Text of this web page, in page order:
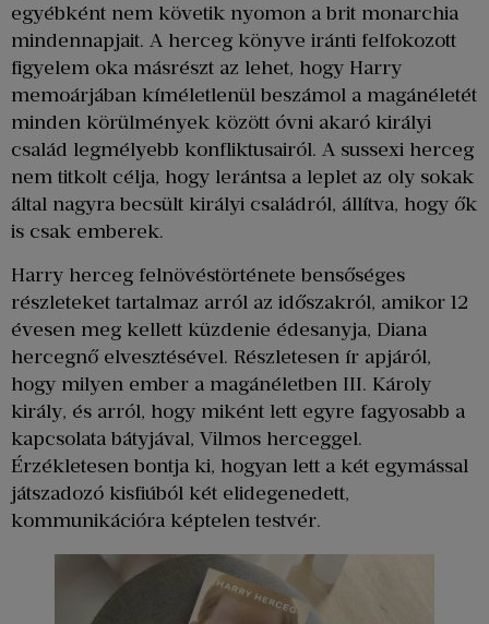
egyébként nem követik nyomon a brit monarchia
mindennapjait. A herceg könyve iránti felfokozott
figyelem oka másrészt az lehet, hogy Harry
memoárjában kíméletlenül beszámol a magánéletét
minden körülmények között óvni akaró királyi
család legmélyebb konfliktusairól. A sussexi herceg
nem titkolt célja, hogy lerántsa a leplet az oly sokak
által nagyra becsült királyi családról, állítva, hogy ők
is csak emberek.
Harry herceg felnövéstörténete bensőséges
részleteket tartalmaz arról az időszakról, amikor 12
évesen meg kellett küzdenie édesanyja, Diana
hercegnő elvesztésével. Részletesen ír apjáról,
hogy milyen ember a magánéletben III. Károly
király, és arról, hogy miként lett egyre fagyosabb a
kapcsolata bátyjával, Vilmos herceggel.
Érzékletesen bontja ki, hogyan lett a két egymással
játszadozó kisfiúból két elidegenedett,
kommunikációra képtelen testvér.